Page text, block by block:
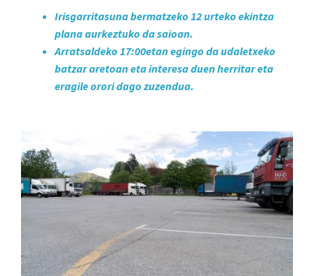
Irisgarritasuna bermatzeko 12 urteko ekintza
plana aurkeztuko da saioan.
Arratsaldeko 17:00etan egingo da udaletxeko
batzar aretoan eta interesa duen herritar eta
eragile orori dago zuzendua.